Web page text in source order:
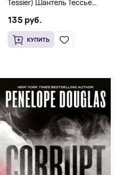
Tessier) Шантель Тессье
романс бестселлер (18+)
135 руб.
КУПИТЬ